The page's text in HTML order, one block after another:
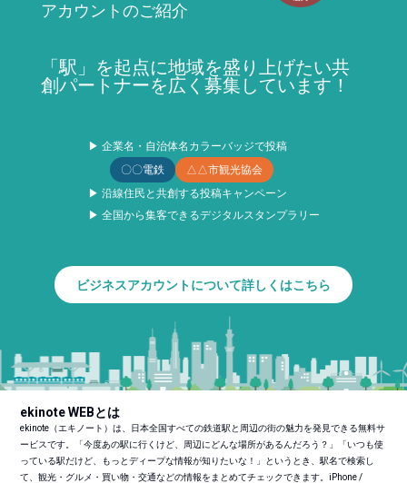
アカウントのご紹介
「駅」を起点に地域を盛り上げたい共
創パートナーを広く募集しています！
▶ 企業名・自治体名カラーバッジで投稿
〇〇電鉄
△△市観光協会
▶ 沿線住民と共創する投稿キャンペーン
▶ 全国から集客できるデジタルスタンプラリー
ビジネスアカウントについて詳しくはこちら
ekinote WEBとは
ekinote（エキノート）は、日本全国すべての鉄道駅と周辺の街の魅力を発見できる無料サ
ービスです。「今度あの駅に行くけど、周辺にどんな場所があるんだろう？」「いつも使
っている駅だけど、もっとディープな情報が知りたいな！」というとき、駅名で検索し
て、観光・グルメ・買い物・交通などの情報をまとめてチェックできます。iPhone /